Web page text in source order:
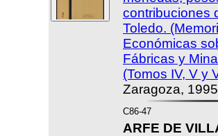
contribuciones
Toledo.
Económicas
Fábricas y
(Tomos IV, V y
Zaragoza,
C86-47
ARFE DE